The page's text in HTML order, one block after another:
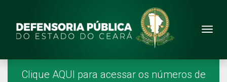
Site da Defensoria
Menu Principal
Página Inicial
Clique AQUI para acessar os números de